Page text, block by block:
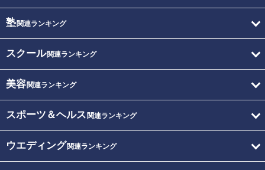
塾関連ランキング
スクール関連ランキング
美容関連ランキング
スポーツ＆ヘルス 関連ランキング
ウエディング関連ランキング